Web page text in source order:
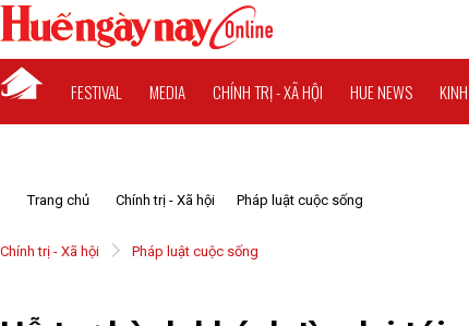
FESTIVAL MEDIA CHÍNH TRỊ - XÃ HỘI HUE NEWS
Trang chủ Chính trị - Xã hội Pháp luật cuộc sống
Chính trị - Xã hội Pháp luật cuộc sống